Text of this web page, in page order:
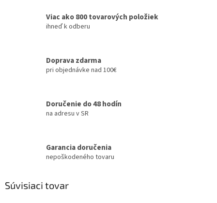
Viac ako 800 tovarových položiek
ihneď k odberu
Doprava zdarma
pri objednávke nad 100€
Doručenie do 48 hodín
na adresu v SR
Garancia doručenia
nepoškodeného tovaru
Súvisiaci tovar